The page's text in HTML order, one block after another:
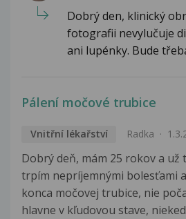
Dobrý den, klinický
fotografii nevylučuje
ani lupénky. Bude
Pálení močové trubice
Vnitřní lékařství Radka
Dobrý deň, mám 25 rokov a
trpím nepríjemnými bolesťami
konca močovej trubice, nie
hlavne v kľudovou stave,